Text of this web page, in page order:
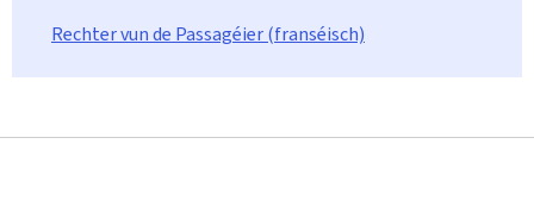
Rechter vun de Passagéier (franséisch)